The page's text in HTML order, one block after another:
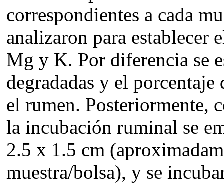
correspondientes a cada
analizaron para establecer
Mg y K. Por diferencia se
degradadas y el
el rumen. Posteriormente,
la incubación ruminal se
2.5 x 1.5 cm
muestra/bolsa), y se